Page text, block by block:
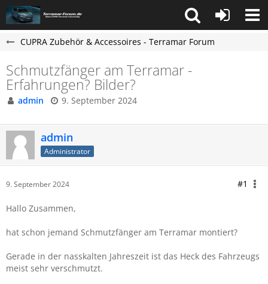
CUPRA Zubehör & Accessoires - Terramar Forum
Schmutzfänger am Terramar -
Erfahrungen? Bilder?
admin 9. September 2024
admin
Administrator
9. September 2024 #1
Hallo Zusammen,
hat schon jemand Schmutzfänger am Terramar montiert?
Gerade in der nasskalten Jahreszeit ist das Heck des Fahrzeugs
meist sehr verschmutzt.